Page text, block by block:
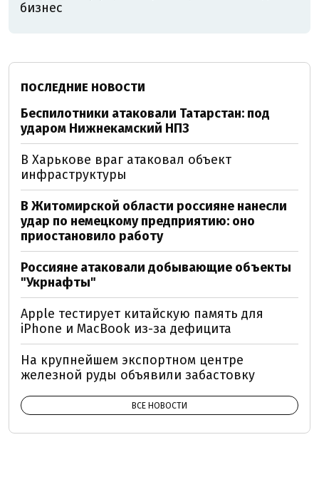
бизнес
ПОСЛЕДНИЕ НОВОСТИ
Беспилотники атаковали Татарстан: под
ударом Нижнекамский НПЗ
В Харькове враг атаковал объект
инфраструктуры
В Житомирской области россияне нанесли
удар по немецкому предприятию: оно
приостановило работу
Россияне атаковали добывающие объекты
"Укрнафты"
Apple тестирует китайскую память для
iPhone и MacBook из-за дефицита
На крупнейшем экспортном центре
железной руды объявили забастовку
ВСЕ НОВОСТИ